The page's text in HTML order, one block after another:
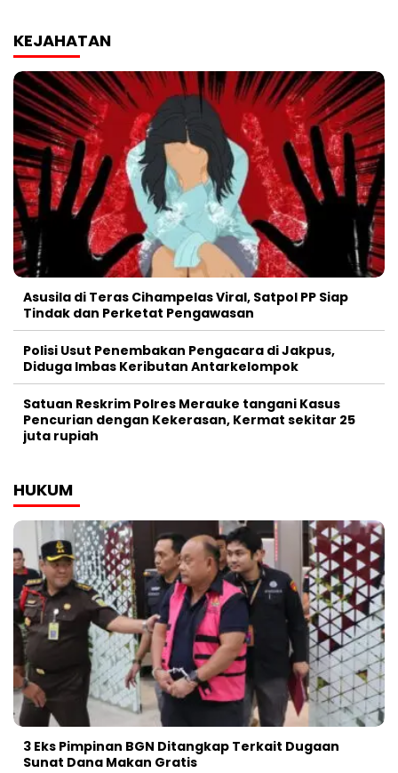
KEJAHATAN
Asusila di Teras Cihampelas Viral, Satpol PP Siap
Tindak dan Perketat Pengawasan
Polisi Usut Penembakan Pengacara di Jakpus,
Diduga Imbas Keributan Antarkelompok
Satuan Reskrim Polres Merauke tangani Kasus
Pencurian dengan Kekerasan, Kermat sekitar 25
juta rupiah
HUKUM
3 Eks Pimpinan BGN Ditangkap Terkait Dugaan
Sunat Dana Makan Gratis